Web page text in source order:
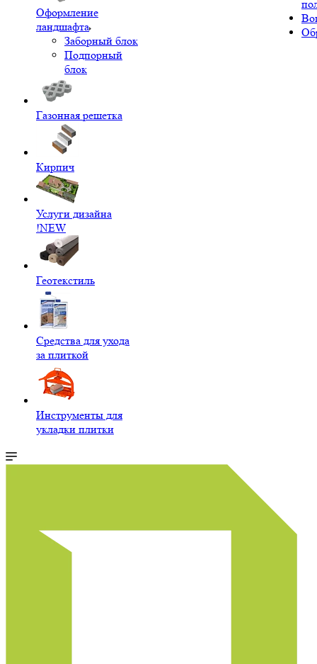
Оформление
ландшафта
Заборный блок
Подпорный
блок
Газонная решетка
Кирпич
Услуги дизайна
!NEW
Геотекстиль
Средства для ухода
за плиткой
Инструменты для
укладки плитки